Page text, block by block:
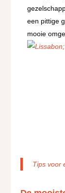
een pittige
mooie
Tips voor